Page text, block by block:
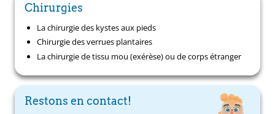
Chirurgies
La chirurgie des kystes aux pieds
Chirurgie des verrues plantaires
La chirurgie de tissu mou (exérèse) ou de corps étranger
Restons en contact!